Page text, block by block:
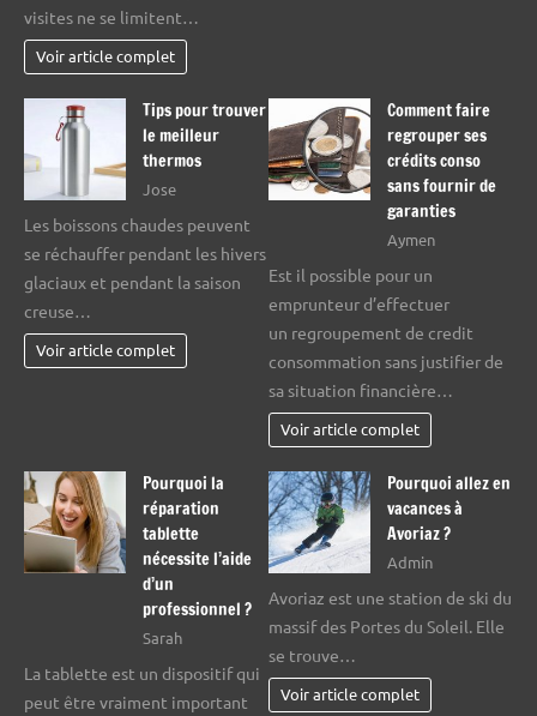
visites ne se limitent…
Voir article complet
Tips pour trouver
le meilleur
thermos
Jose
Les boissons chaudes peuvent
se réchauffer pendant les hivers
glaciaux et pendant la saison
creuse…
Voir article complet
Comment faire
regrouper ses
crédits conso
sans fournir de
garanties
Aymen
Est il possible pour un
emprunteur d’effectuer
un regroupement de credit
consommation sans justifier de
sa situation financière…
Voir article complet
Pourquoi la
réparation
tablette
nécessite l’aide
d’un
professionnel ?
Sarah
La tablette est un dispositif qui
peut être vraiment important
Pourquoi allez en
vacances à
Avoriaz ?
Admin
Avoriaz est une station de ski du
massif des Portes du Soleil. Elle
se trouve…
Voir article complet